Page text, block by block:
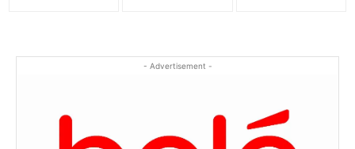
- Advertisement -